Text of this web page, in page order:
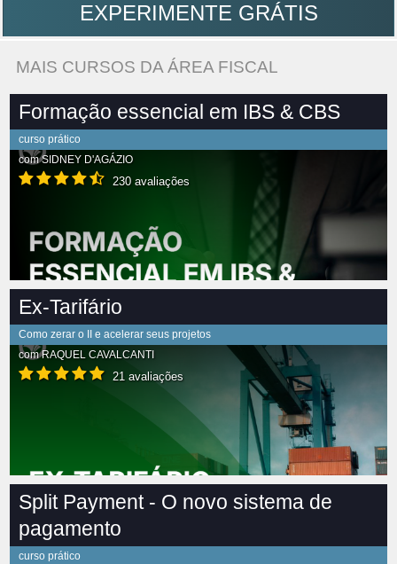
EXPERIMENTE GRÁTIS
MAIS CURSOS DA ÁREA FISCAL
Formação essencial em IBS & CBS
curso prático
comSIDNEY D'AGÁZIO
230 avaliações
Ex-Tarifário
Como zerar o II e acelerar seus projetos
comRAQUEL CAVALCANTI
21 avaliações
Split Payment - O novo sistema de
pagamento
curso prático